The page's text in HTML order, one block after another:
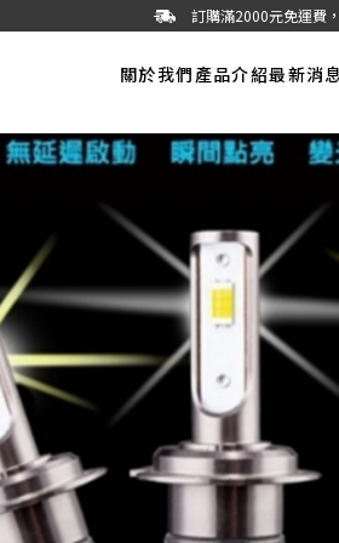
訂購滿2000元免運費
關於我們 產品介紹最新消息